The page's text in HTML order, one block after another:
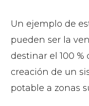
Un ejemplo de
pueden ser la
destinar el 100 %
creación de un
potable a zonas